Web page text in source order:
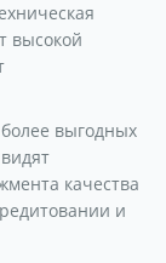
высокой
выгодных
качества
и